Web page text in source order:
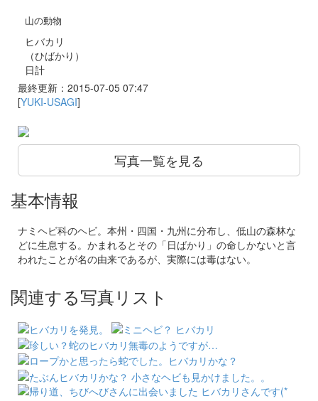
山の動物
ヒバカリ
（ひばかり）
日計
最終更新：2015-07-05 07:47
[YUKI-USAGI]
写真一覧を見る
基本情報
ナミヘビ科のヘビ。本州・四国・九州に分布し、低山の森林な
どに生息する。かまれるとその「日ばかり」の命しかないと言
われたことが名の由来であるが、実際には毒はない。
関連する写真リスト